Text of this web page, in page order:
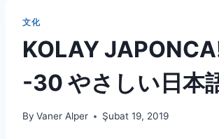
文化
KOLAY
-30 やさしい日本
By Vaner Alper Şubat 19, 2019